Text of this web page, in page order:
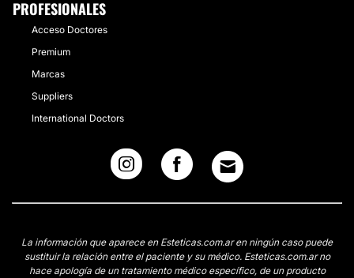
PROFESIONALES
Acceso Doctores
Premium
Marcas
Suppliers
International Doctors
La información que aparece en Esteticas.com.ar en ningún caso puede
sustituir la relación entre el paciente y su médico. Esteticas.com.ar no
hace apología de un tratamiento médico específico, de un producto